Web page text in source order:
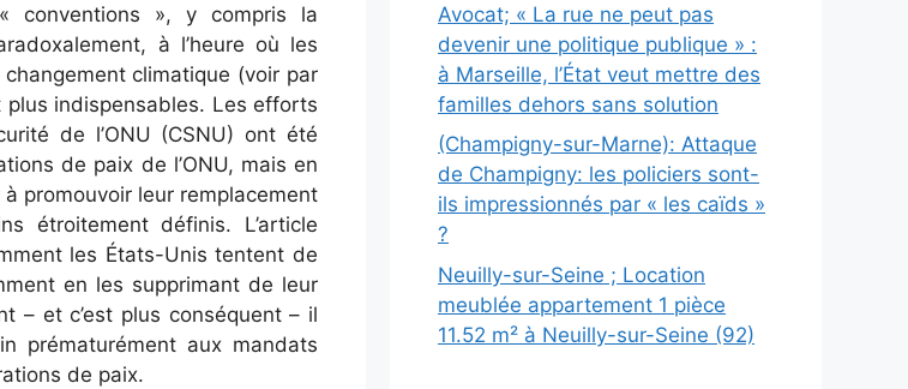
conventions », y compris la
à l’heure où les
climatique (voir par
plus indispensables. Les efforts
de l’ONU (CSNU) ont été
de paix de l’ONU, mais en
promouvoir leur remplacement
étroitement définis. L’article
les États-Unis tentent de
en les supprimant de leur
– ​​et c’est plus conséquent – ​​il
prématurément aux mandats
de paix.
Avocat; « La rue ne peut pas
devenir une politique publique » :
à Marseille, l’État veut mettre des
familles dehors sans solution
(Champigny-sur-Marne): Attaque
de Champigny: les policiers sont-
ils impressionnés par « les caïds »
?
Neuilly-sur-Seine ; Location
meublée appartement 1 pièce
11.52 m² à Neuilly-sur-Seine (92)